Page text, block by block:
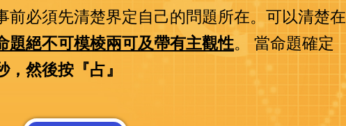
前必須先清楚界定自己的問題所在。可以清楚在
題絕不可模棱兩可及帶有主觀性。 當命題確定
然後按『占』